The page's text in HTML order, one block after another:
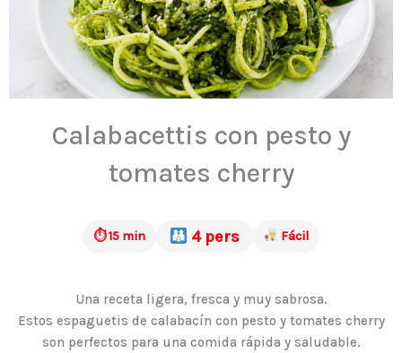
Calabacettis con pesto y
tomates cherry
⏱ 15 min 4 pers Fácil
Una receta ligera, fresca y muy sabrosa.
Estos espaguetis de calabacín con pesto y tomates cherry
son perfectos para una comida rápida y saludable.